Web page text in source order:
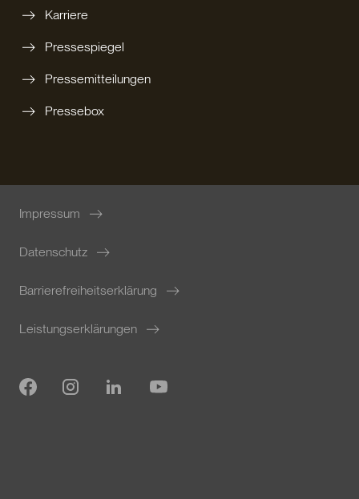
Karriere
Pressespiegel
Pressemitteilungen
Pressebox
Impressum
Datenschutz
Barrierefreiheitserklärung
Leistungserklärungen